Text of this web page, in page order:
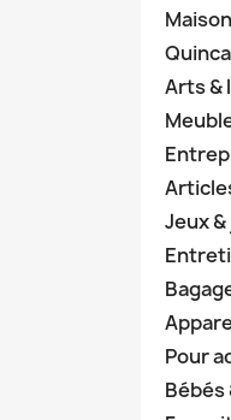
Arts &
Jeux
Pour